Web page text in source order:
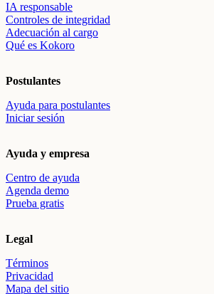
IA responsable
Controles de integridad
Adecuación al cargo
Qué es Kokoro
Postulantes
Ayuda para postulantes
Iniciar sesión
Ayuda y empresa
Centro de ayuda
Agenda demo
Prueba gratis
Legal
Términos
Privacidad
Mapa del sitio